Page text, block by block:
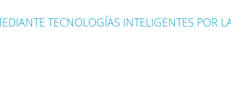
TECNOLOGÍAS INTELIGENTES POR